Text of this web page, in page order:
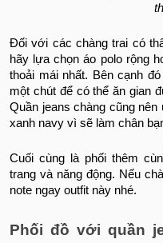
Đối với các chàng trai có
hãy lựa chọn áo polo rộng
thoải mái nhất. Bên cạnh
một chút để có thể ăn gian
Quần jeans chàng cũng
xanh navy vì sẽ làm chân
Cuối cùng là phối thêm
trang và năng động. Nếu
note ngay outfit này nhé.
Phối đồ với quần